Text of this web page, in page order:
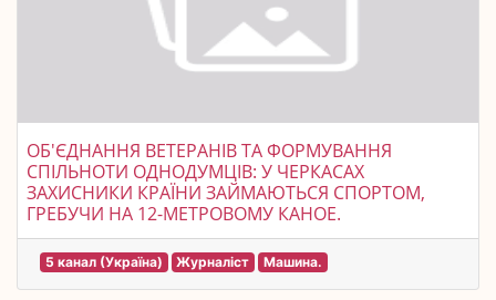
ОБ'ЄДНАННЯ ВЕТЕРАНІВ ТА ФОРМУВАННЯ
СПІЛЬНОТИ ОДНОДУМЦІВ: У ЧЕРКАСАХ
ЗАХИСНИКИ КРАЇНИ ЗАЙМАЮТЬСЯ СПОРТОМ,
ГРЕБУЧИ НА 12-МЕТРОВОМУ КАНОЕ.
5 канал (Україна) Журналіст Машина.